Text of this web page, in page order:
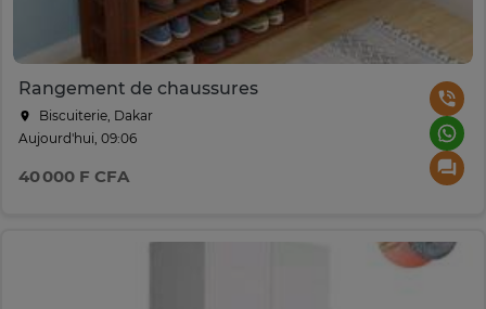
Rangement de chaussures
Biscuiterie, Dakar
Aujourd'hui, 09:06
40 000 F CFA